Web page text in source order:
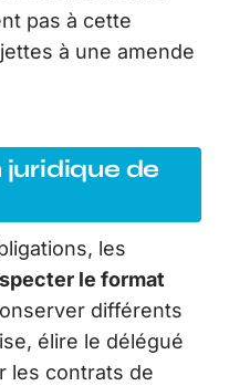
pas à cette
à une amende
de
les
le format
différents
élire le délégué
les contrats de